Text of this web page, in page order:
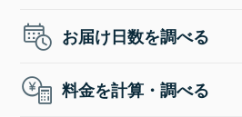
お届け日数を調べる
料金を計算・調べる